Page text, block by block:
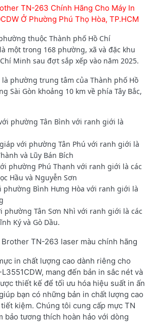
TN-263 Chính Hãng Cho Máy In
Ở Phường Phú Thọ Hòa, TP.HCM
thuộc Thành phố Hồ Chí
một trong 168 phường, xã và đặc khu
Minh sau đợt sắp xếp vào năm 2025.
là phường trung tâm của Thành phố Hồ
Sài Gòn khoảng 10 km về phía Tây Bắc,
phường Tân Bình với ranh giới là
với phường Tân Phú với ranh giới là
và Lũy Bán Bích
phường Phú Thạnh với ranh giới là các
Hầu và Nguyễn Sơn
phường Bình Hưng Hòa với ranh giới là
phường Tân Sơn Nhì với ranh giới là các
Ký và Gò Dầu.
TN-263 laser màu chính hãng
in chất lượng cao dành riêng cho
mang đến bản in sắc nét và
thiết kế để tối ưu hóa hiệu suất in ấn
bạn có những bản in chất lượng cao
kiệm. Chúng tôi cung cấp mực TN
bảo tương thích hoàn hảo với dòng